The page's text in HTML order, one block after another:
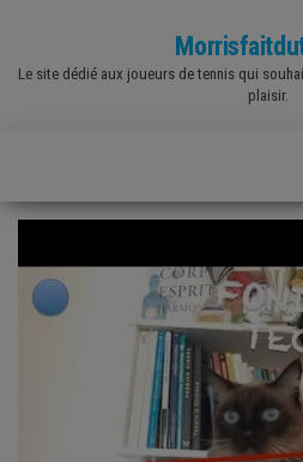
theLe site dédié aux joueurs de tennis qui
plaisir.